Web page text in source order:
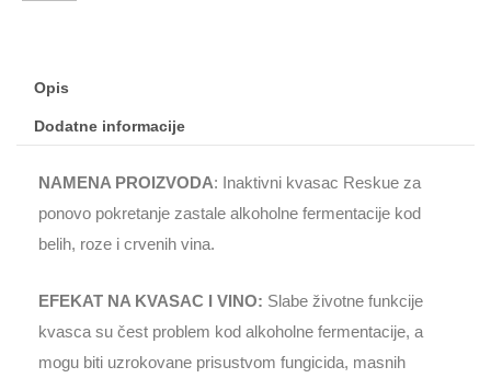
Opis
Dodatne informacije
NAMENA PROIZVODA: Inaktivni kvasac Reskue za
ponovo pokretanje zastale alkoholne fermentacije kod
belih, roze i crvenih vina.
EFEKAT NA KVASAC I VINO: Slabe životne funkcije
kvasca su čest problem kod alkoholne fermentacije, a
mogu biti uzrokovane prisustvom fungicida, masnih